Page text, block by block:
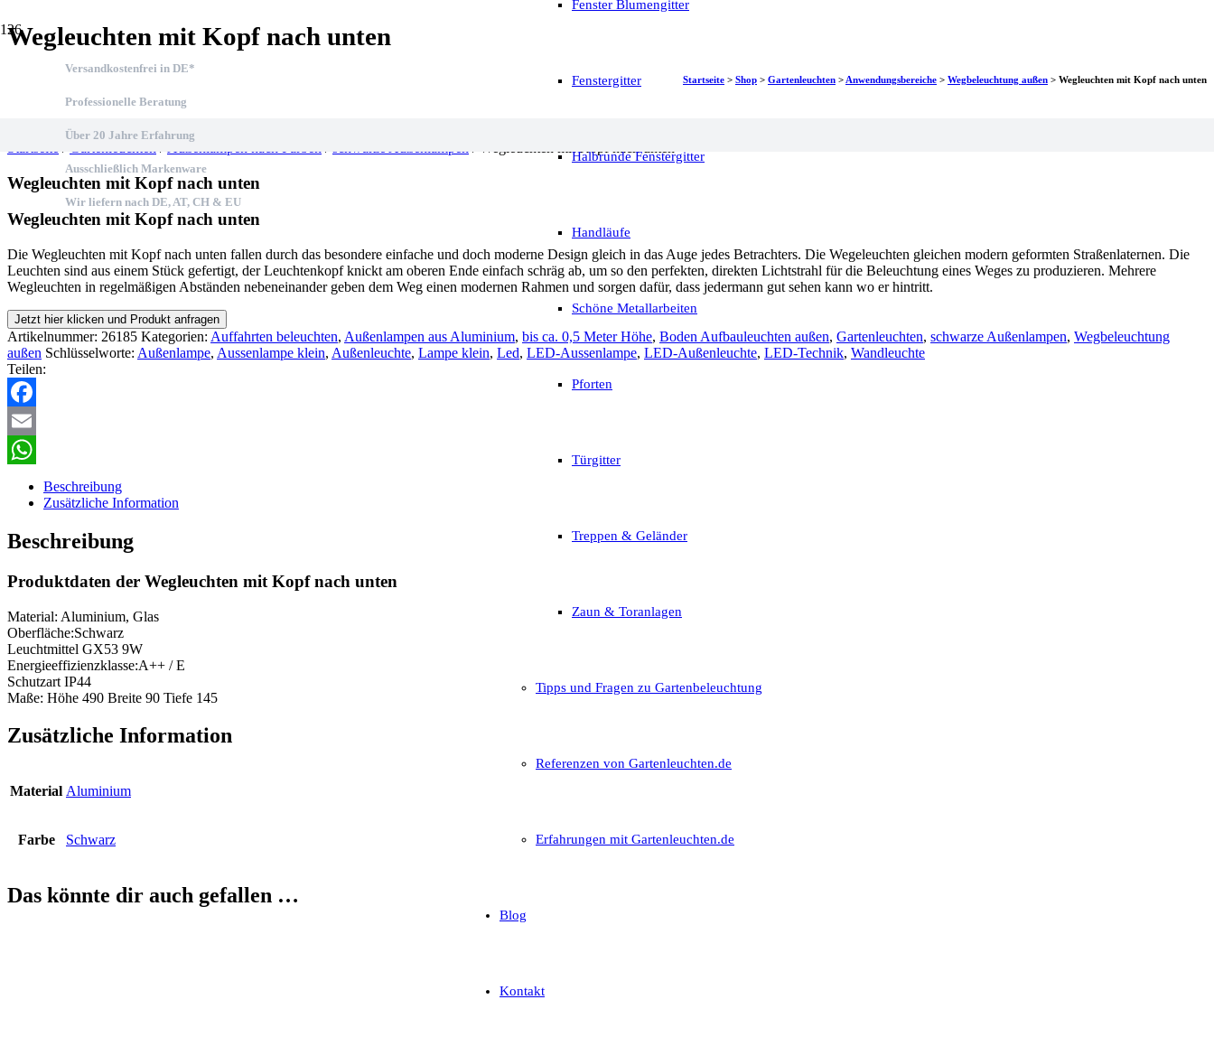
Fenster Blumengitter
Fenstergitter
Halbrunde Fenstergitter
Handläufe
Schöne Metallarbeiten
Pforten
Türgitter
Treppen & Geländer
Zaun & Toranlagen
Tipps und Fragen zu Gartenbeleuchtung
Referenzen von Gartenleuchten.de
Erfahrungen mit Gartenleuchten.de
Blog
Kontakt
Versandkostenfrei in DE*
Professionelle Beratung
Über 20 Jahre Erfahrung
Ausschließlich Markenware
Wir liefern nach DE, AT, CH & EU
Wegleuchten mit Kopf nach unten
Startseite > Shop > Gartenleuchten > Anwendungsbereiche > Wegbeleuchtung außen > Wegleuchten mit Kopf nach unten
Wegleuchten mit Kopf nach unten
Wegleuchten mit Kopf nach unten
Die Wegleuchten mit Kopf nach unten fallen durch das besondere einfache und doch moderne Design gleich in das Auge jedes Betrachters. Die Wegeleuchten gleichen modern geformten Straßenlaternen. Die
Leuchten sind aus einem Stück gefertigt, der Leuchtenkopf knickt am oberen Ende einfach schräg ab, um so den perfekten, direkten Lichtstrahl für die Beleuchtung eines Weges zu produzieren. Mehrere
Wegleuchten in regelmäßigen Abständen nebeneinander geben dem Weg einen modernen Rahmen und sorgen dafür, dass jedermann gut sehen kann wo er hintritt.
Jetzt hier klicken und Produkt anfragen
Artikelnummer: 26185 Kategorien: Auffahrten beleuchten, Außenlampen aus Aluminium, bis ca. 0,5 Meter Höhe, Boden Aufbauleuchten außen, Gartenleuchten, schwarze Außenlampen, Wegbeleuchtung
außen Schlüsselworte: Außenlampe, Aussenlampe klein, Außenleuchte, Lampe klein, Led, LED-Aussenlampe, LED-Außenleuchte, LED-Technik, Wandleuchte
Teilen:
Facebook
Email
WhatsApp
Beschreibung
Zusätzliche Information
Beschreibung
Produktdaten der Wegleuchten mit Kopf nach unten
Material: Aluminium, Glas
Oberfläche:Schwarz
Leuchtmittel GX53 9W
Energieeffizienzklasse:A++ / E
Schutzart IP44
Maße: Höhe 490 Breite 90 Tiefe 145
Zusätzliche Information
Material Aluminium
Farbe Schwarz
Das könnte dir auch gefallen …